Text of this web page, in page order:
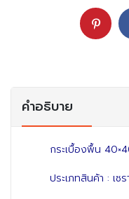
คำอธิบาย
กระเบื้องพื้น
ประเภทสินค้า : เซ